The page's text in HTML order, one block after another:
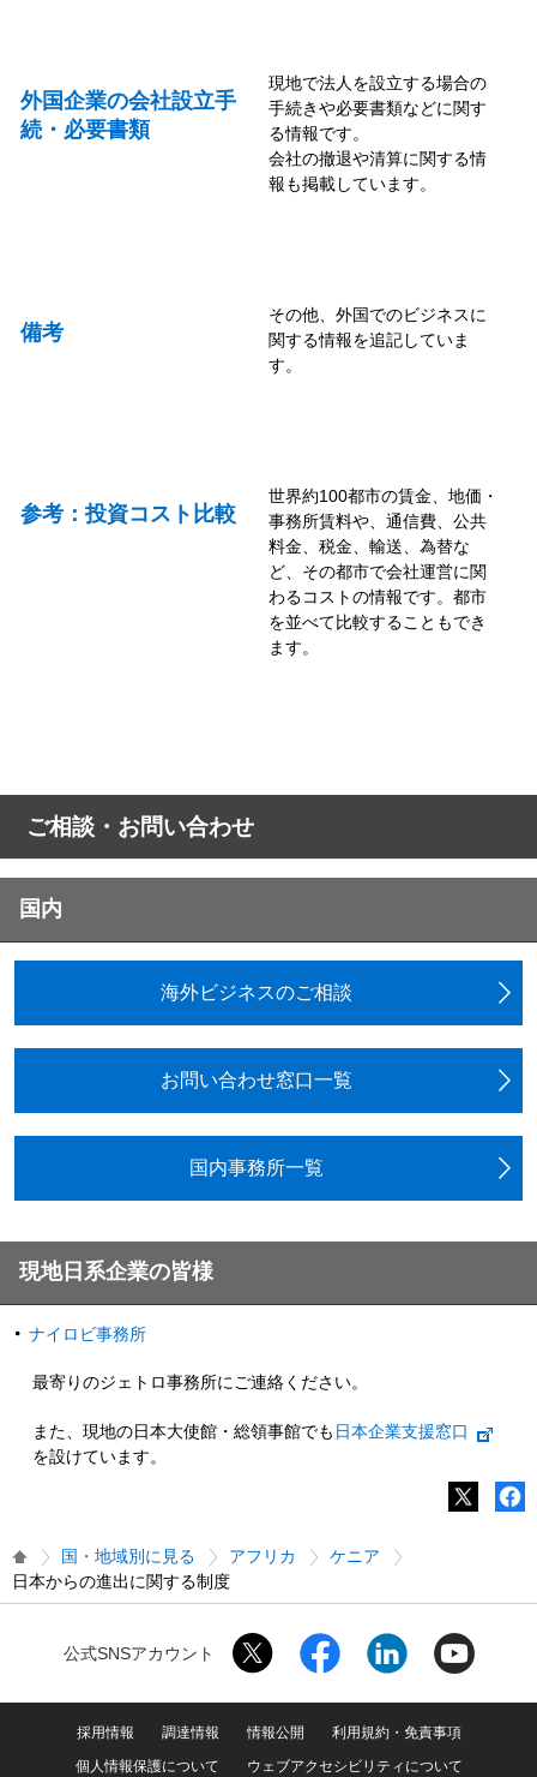
外国企業の会社設立手
続・必要書類
現地で法人を設立する場合の
手続きや必要書類などに関す
る情報です。
会社の撤退や清算に関する情
報も掲載しています。
備考
その他、外国でのビジネスに
関する情報を追記していま
す。
参考：投資コスト比較
世界約100都市の賃金、地価・
事務所賃料や、通信費、公共
料金、税金、輸送、為替な
ど、その都市で会社運営に関
わるコストの情報です。都市
を並べて比較することもでき
ます。
ご相談・お問い合わせ
国内
海外ビジネスのご相談
お問い合わせ窓口一覧
国内事務所一覧
現地日系企業の皆様
ナイロビ事務所
最寄りのジェトロ事務所にご連絡ください。
また、現地の日本大使館・総領事館でも 日本企業支援窓口
を設けています。
国・地域別に見る アフリカ
ケニア
日本からの進出に関する制度
公式SNSアカウント
採用情報 調達情報 情報公開
利用規約・免責事項
個人情報保護について
ウェブアクセシビリティについて